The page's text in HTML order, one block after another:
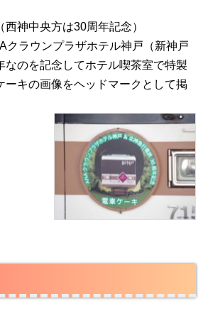
中央方は30周年記念）
ウンプラザホテル神戸（新神戸
なのを記念してホテル喫茶室で特製
ーキの画像をヘッドマークとして掲